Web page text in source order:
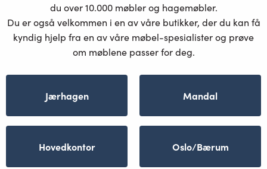
du over 10.000 møbler og hagemøbler.
Du er også velkommen i en av våre butikker, der du kan få
kyndig hjelp fra en av våre møbel-spesialister og prøve
om møblene passer for deg.
Jærhagen Mandal
Hovedkontor Oslo/Bærum